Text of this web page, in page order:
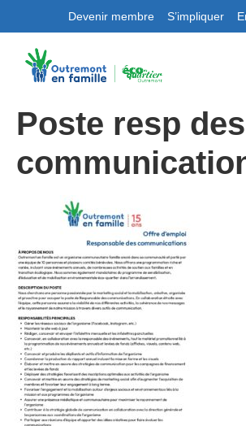
Devenir membre S’impliquer
Poste resp des